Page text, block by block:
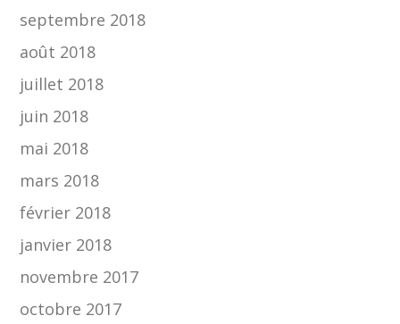
septembre 2018
août 2018
juillet 2018
juin 2018
mai 2018
mars 2018
février 2018
janvier 2018
novembre 2017
octobre 2017